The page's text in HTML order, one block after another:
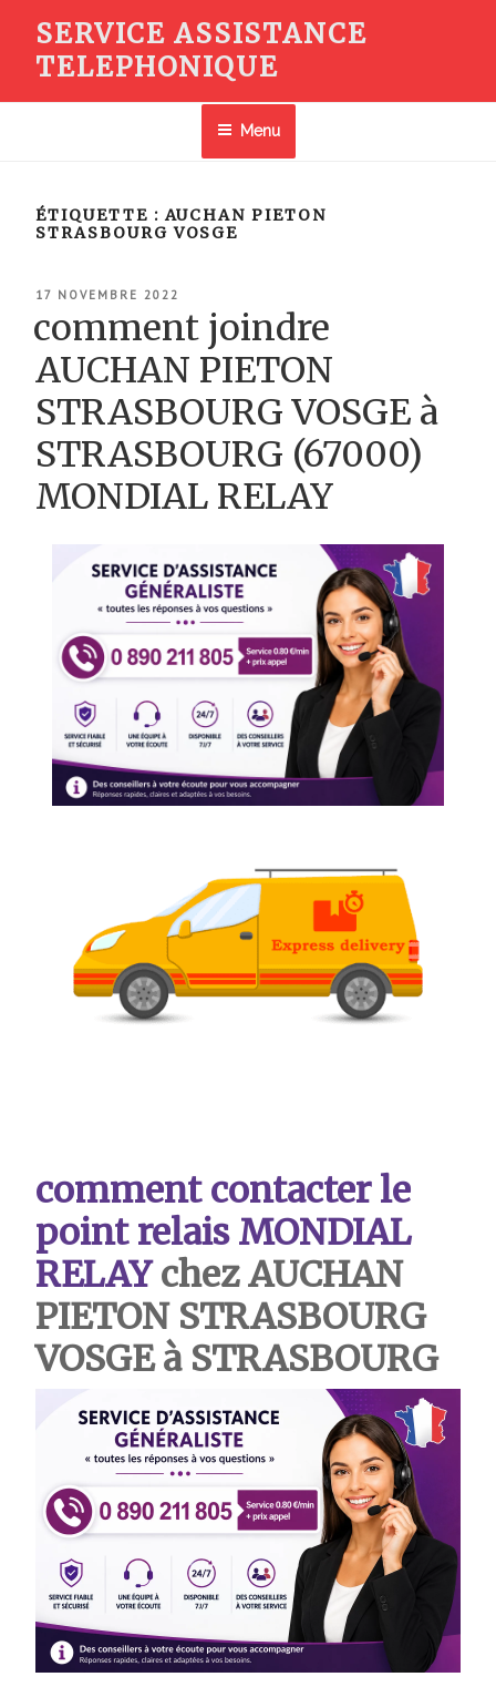
contenu
SERVICE ASSISTANCE
TELEPHONIQUE
Menu
ÉTIQUETTE : AUCHAN PIETON
STRASBOURG VOSGE
PUBLIÉ
17 NOVEMBRE 2022
comment joindre
AUCHAN PIETON
STRASBOURG VOSGE à
STRASBOURG (67000)
MONDIAL RELAY
comment contacter le
point relais MONDIAL
RELAYchez AUCHAN
PIETON STRASBOURG
VOSGE à STRASBOURG